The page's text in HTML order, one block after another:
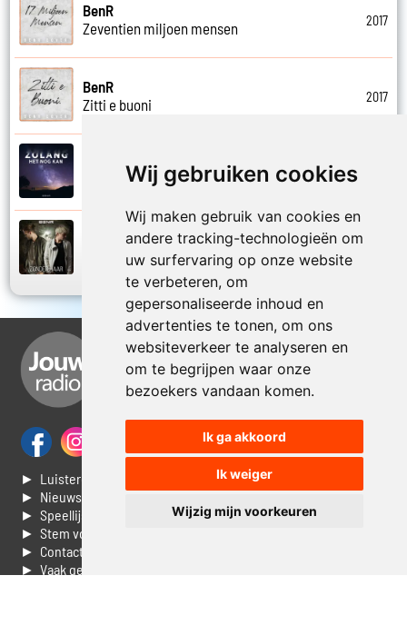
Wij gebruiken cookies
Wij maken gebruik van cookies en
andere tracking-technologieën om
uw surfervaring op onze website
te verbeteren, om
gepersonaliseerde inhoud en
advertenties te tonen, om ons
websiteverkeer te analyseren en
om te begrijpen waar onze
bezoekers vandaan komen.
Ik ga akkoord
Ik weiger
Wijzig mijn voorkeuren
BenR
Zeventien miljoen mensen
2017
BenR
Zitti e buoni
2017
Zolang het nog kan
Zonder haar
► Luisteren naar Jouwradio
► Nieuws
► Speellijst
► Stem voor de Dag top 3
► Contacteer ons
► Vaak gestelde vragen